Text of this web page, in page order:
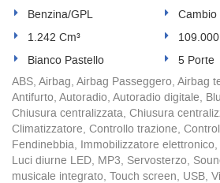
Benzina/GPL
1.242 Cm³
Bianco Pastello
5 Porte
ABS, Airbag, Airbag Passeggero, Airbag
Antifurto, Autoradio, Autoradio digitale,
Chiusura centralizzata, Chiusura
Climatizzatore, Controllo trazione,
Fendinebbia, Immobilizzatore
Luci diurne LED, MP3, Servosterzo,
musicale integrato, Touch screen, USB,